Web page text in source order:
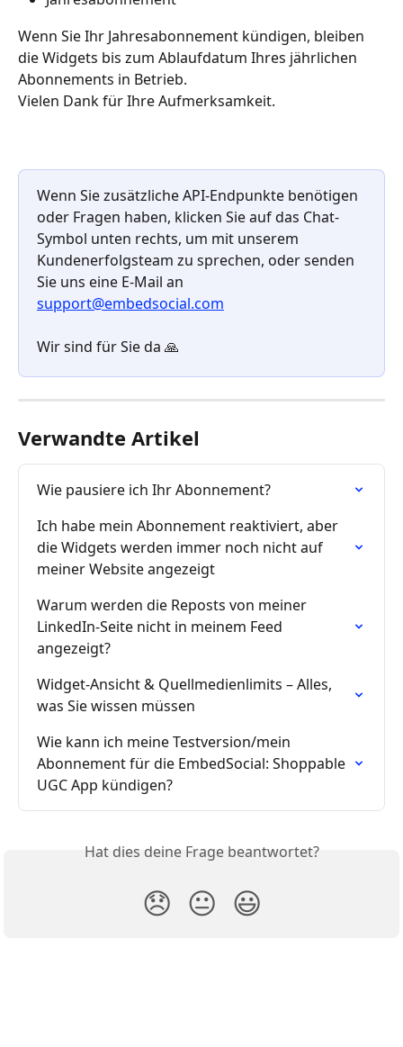
Wenn Sie Ihr Jahresabonnement kündigen, bleiben
die Widgets bis zum Ablaufdatum Ihres jährlichen
Abonnements in Betrieb.
Vielen Dank für Ihre Aufmerksamkeit.
Wenn Sie zusätzliche API-Endpunkte benötigen
oder Fragen haben, klicken Sie auf das Chat-
Symbol unten rechts, um mit unserem
Kundenerfolgsteam zu sprechen, oder senden
Sie uns eine E-Mail an
support@embedsocial.com
Wir sind für Sie da 🙏
Verwandte Artikel
Wie pausiere ich Ihr Abonnement?
Ich habe mein Abonnement reaktiviert, aber
die Widgets werden immer noch nicht auf
meiner Website angezeigt
Warum werden die Reposts von meiner
LinkedIn-Seite nicht in meinem Feed
angezeigt?
Widget-Ansicht & Quellmedienlimits – Alles,
was Sie wissen müssen
Wie kann ich meine Testversion/mein
Abonnement für die EmbedSocial: Shoppable
UGC App kündigen?
Hat dies deine Frage beantwortet?
😞 😐 😃